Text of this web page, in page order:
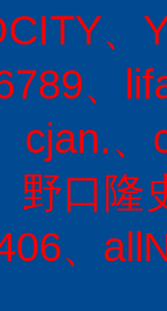
、
、
cjan.
野口隆
、